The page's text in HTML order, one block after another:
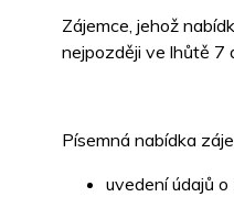
Zájemce, jehož
nejpozději ve lhůtě 7
Písemná nabídka
uvedení údajů